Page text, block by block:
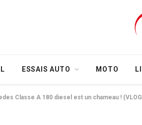
ESSAIS AUTO MOTO
Classe A 180 diesel est un chameau !